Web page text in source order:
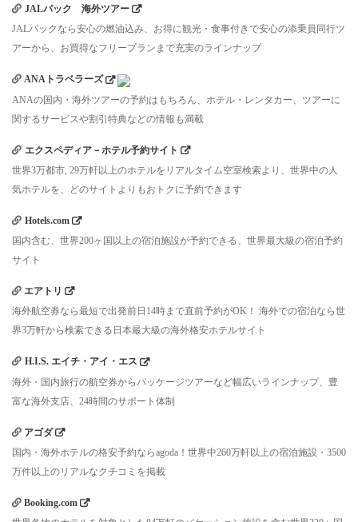
JALパック 海外ツアー
JALパックなら安心の燃油込み、お得に観光・食事付きで安心の添乗員同行ツ
アーから、お買得なフリープランまで充実のラインナップ
ANAトラベラーズ
ANAの国内・海外ツアーの予約はもちろん、ホテル・レンタカー、ツアーに
関するサービスや割引特典などの情報も満載
エクスペディア－ホテル予約サイト
世界3万都市, 29万軒以上のホテルをリアルタイム空室検索より、世界中の人
気ホテルを、どのサイトよりもおトクに予約できます
Hotels.com
国内含む、世界200ヶ国以上の宿泊施設が予約できる、世界最大級の宿泊予約
サイト
エアトリ
海外航空券なら最短で出発前日14時まで直前予約がOK！ 海外での宿泊なら世
界3万軒から検索できる日本最大級の海外格安ホテルサイト
H.I.S. エイチ・アイ・エス
海外・国内旅行の航空券からパッケージツアーなど幅広いラインナップ、豊
富な海外支店、24時間のサポート体制
アゴダ
国内・海外ホテルの格安予約ならagoda！世界中260万軒以上の宿泊施設・3500
万件以上のリアルなクチコミを掲載
Booking.com